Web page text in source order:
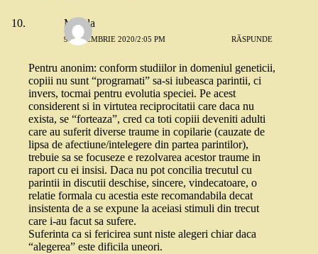
Magda
9 DECEMBRIE 2020/2:05 PM RĂSPUNDE
Pentru anonim: conform studiilor in domeniul geneticii,
copiii nu sunt “programati” sa-si iubeasca parintii, ci
invers, tocmai pentru evolutia speciei. Pe acest
considerent si in virtutea reciprocitatii care daca nu
exista, se “forteaza”, cred ca toti copiii deveniti adulti
care au suferit diverse traume in copilarie (cauzate de
lipsa de afectiune/intelegere din partea parintilor),
trebuie sa se focuseze e rezolvarea acestor traume in
raport cu ei insisi. Daca nu pot concilia trecutul cu
parintii in discutii deschise, sincere, vindecatoare, o
relatie formala cu acestia este recomandabila decat
insistenta de a se expune la aceiasi stimuli din trecut
care i-au facut sa sufere.
Suferinta ca si fericirea sunt niste alegeri chiar daca
“alegerea” este dificila uneori.